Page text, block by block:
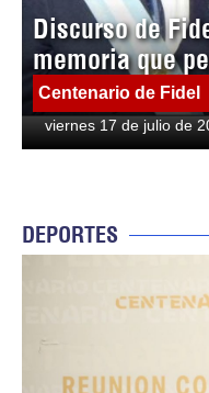
Discurso de
memoria que
Centenario de Fidel
viernes 17 de julio de
DEPORTES